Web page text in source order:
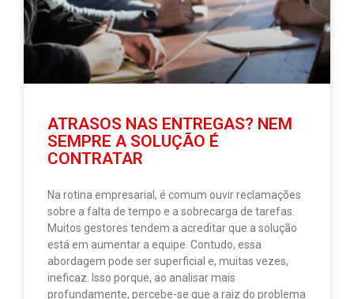
ATRASOS NAS ENTREGAS? NEM
SEMPRE A SOLUÇÃO É
CONTRATAR
Na rotina empresarial, é comum ouvir reclamações
sobre a falta de tempo e a sobrecarga de tarefas.
Muitos gestores tendem a acreditar que a solução
está em aumentar a equipe. Contudo, essa
abordagem pode ser superficial e, muitas vezes,
ineficaz. Isso porque, ao analisar mais
profundamente, percebe-se que a raiz do problema